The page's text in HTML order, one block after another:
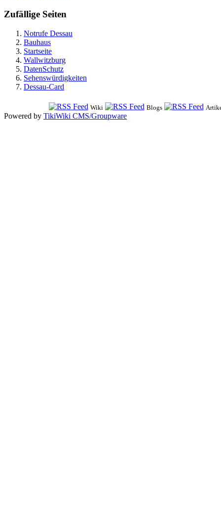
Zufällige Seiten
Notrufe Dessau
Bauhaus
Startseite
Wallwitzburg
DatenSchutz
Sehenswürdigkeiten
Dessau-Card
Wiki Blogs
Powered by TikiWiki CMS/Groupware